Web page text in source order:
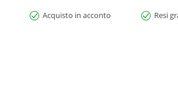
Acquisto in acconto Resi